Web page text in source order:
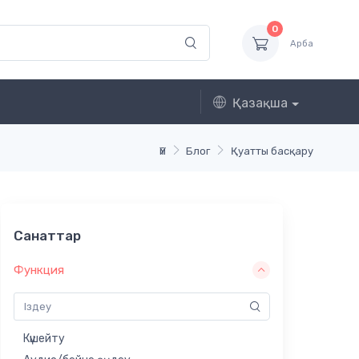
0
Арба
Қазақша
Үй Блог Қуатты басқару
Санаттар
Функция
Күшейту